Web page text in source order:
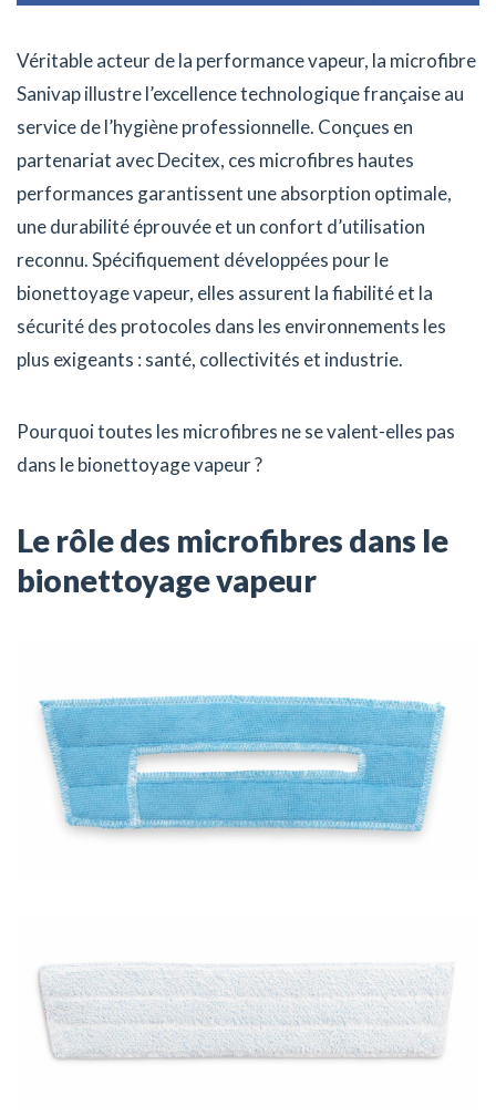
Véritable acteur de la performance vapeur, la microfibre
Sanivap illustre l’excellence technologique française au
service de l’hygiène professionnelle. Conçues en
partenariat avec Decitex, ces microfibres hautes
performances garantissent une absorption optimale,
une durabilité éprouvée et un confort d’utilisation
reconnu. Spécifiquement développées pour le
bionettoyage vapeur, elles assurent la fiabilité et la
sécurité des protocoles dans les environnements les
plus exigeants : santé, collectivités et industrie.
Pourquoi toutes les microfibres ne se valent-elles pas
dans le bionettoyage vapeur ?
Le rôle des microfibres dans le
bionettoyage vapeur